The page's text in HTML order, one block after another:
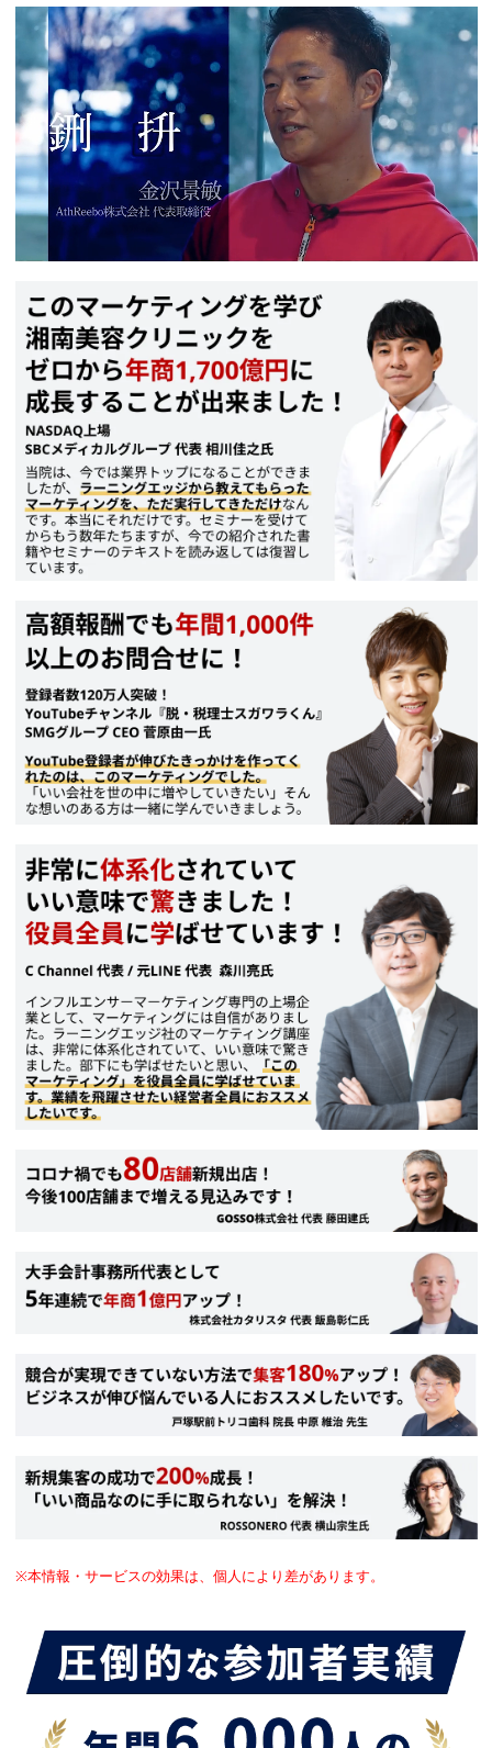
※本情報・サービスの効果は、個人により差があります。